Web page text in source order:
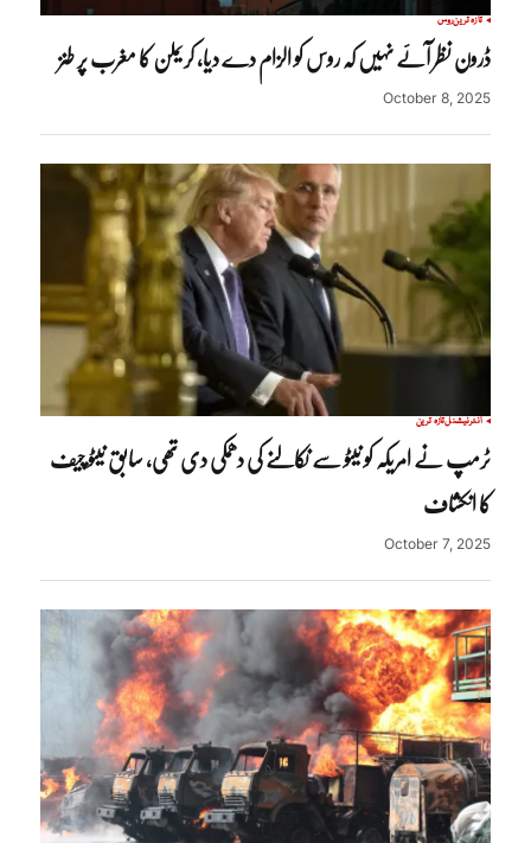
تازہ ترینروس
ڈرون نظر آئے نہیں کہ روس کو الزام دے دیا، کریملن کا مغرب پر طنز
October 8, 2025
انٹرنیشنلتازہ ترین
ٹرمپ نے امریکہ کو نیٹو سے نکالنے کی دھمکی دی تھی، سابق نیٹو چیف
کا انکشاف
October 7, 2025